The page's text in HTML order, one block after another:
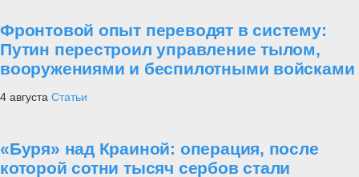
Фронтовой опыт переводят в систему:
Путин перестроил управление тылом,
вооружениями и беспилотными войсками
4 августа Статьи
«Буря» над Краиной: операция, после
которой сотни тысяч сербов стали